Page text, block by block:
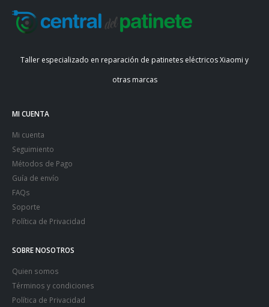
Taller especializado en reparación de patinetes eléctricos Xiaomi y
otras marcas
MI CUENTA
Mi cuenta
Seguimiento
Métodos de Pago
Guía de envío
FAQs
Soporte
Política de Privacidad
SOBRE NOSOTROS
Quien somos
Términos y condiciones
Política de Privacidad